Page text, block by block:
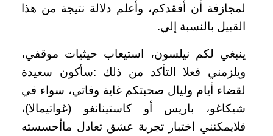
لمجازفة أن أفقدكم، وأعلم دلالة نتيجة من هذا
القبيل بالنسبة إلي.
ينبغي لكم نيلسون، استيعاب حيثيات موقفي،
ويلزمني فعلا التأكد من ذلك :سأكون سعيدة
لقضاء أيام وليال صحبتكم غاية وفاتي، سواء في
شيكاغو، باريس أو كاستينانغو (غواتيمالا)،
فلايمكنني اختبار تجربة عشق تعادل ماأحسسته